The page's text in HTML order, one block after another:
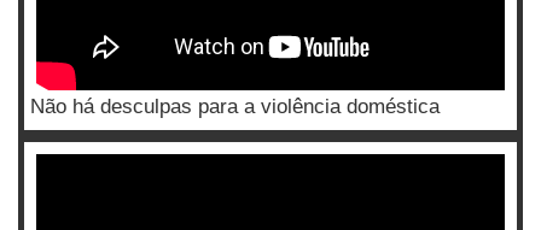
Não há desculpas para a violência doméstica